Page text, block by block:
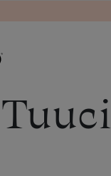
Tuuci